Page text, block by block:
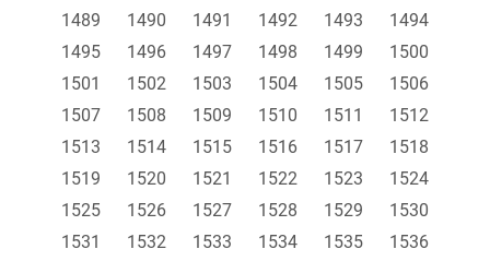
1489
1490 1491 1492 1493
1494
1495
1496 1497 1498 1499
1500
1501
1502 1503 1504 1505
1506
1507
1508 1509 1510 1511
1512
1513
1514 1515 1516 1517
1518
1519
1520 1521 1522 1523
1524
1525
1526 1527 1528 1529
1530
1531
1532 1533 1534 1535
1536